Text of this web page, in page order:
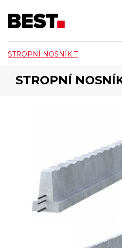
STROPNÍ NOSNÍK T
STROPNÍ